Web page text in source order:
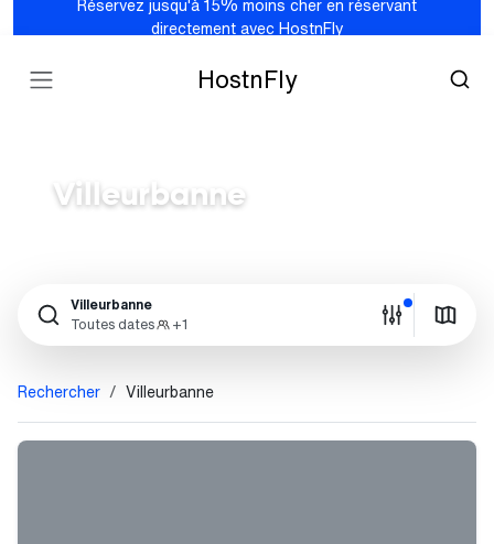
Réservez jusqu'à 15% moins cher en réservant
directement avec HostnFly
HostnFly
Villeurbanne
Villeurbanne
Toutes dates
+1
Rechercher Villeurbanne